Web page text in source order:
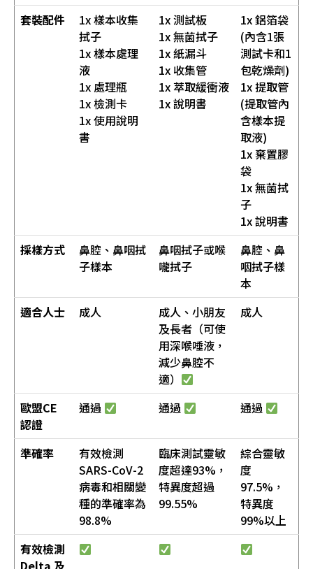
套裝配件
1x 樣本收集
拭子
1x 樣本處理
液
1x 處理瓶
1x 檢測卡
1x 使用說明
書
1x 測試板
1x 無菌拭子
1x 紙漏斗
1x 收集管
1x 萃取緩衝液
1x 說明書
1x 鋁箔袋
(內含1張
測試卡和1
包乾燥劑)
1x 提取管
(提取管內
含樣本提
取液)
1x 棄置膠
袋
1x 無菌拭
子
1x 說明書
採樣方式
鼻腔、鼻咽拭
子樣本
鼻咽拭子或喉
嚨拭子
鼻腔、鼻
咽拭子樣
本
適合人士
成人
成人、小朋友
及長者（可使
用深喉唾液，
減少鼻腔不
適）
成人
歐盟CE
認證
通過 通過 通過
準確率
有效檢測
SARS-CoV-2
病毒和相關變
種的準確率為
98.8%
臨床測試靈敏
度超達93%，
特異度超過
99.55%
綜合靈敏
度
97.5%，
特異度
99%以上
有效檢測
Delta 及